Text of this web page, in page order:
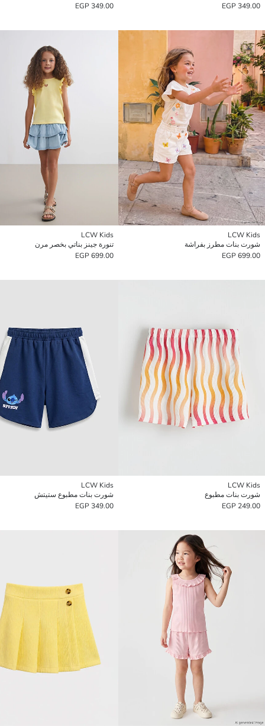
349.00 EGP
349.00 EGP
LCW Kids
شورت بنات مطرز بفراشة
699.00 EGP
LCW Kids
تنورة جينز بناتي بخصر مرن
699.00 EGP
LCW Kids
شورت بنات مطبوع
249.00 EGP
LCW Kids
شورت بنات مطبوع ستيتش
349.00 EGP